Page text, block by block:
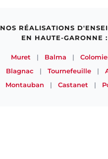
NOS RÉALISATIONS
EN HAUTE-GARONNE :
Muret | Balma |
Blagnac
| Tournefeuille |
Montauban
| Castanet |